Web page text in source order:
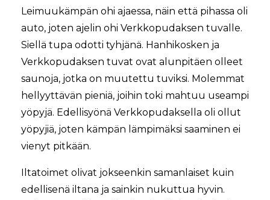
Leimuukämpän ohi ajaessa, näin että pihassa oli
auto, joten ajelin ohi Verkkopudaksen tuvalle.
Siellä tupa odotti tyhjänä. Hanhikosken ja
Verkkopudaksen tuvat ovat alunpitäen olleet
saunoja, jotka on muutettu tuviksi. Molemmat
hellyyttävän pieniä, joihin toki mahtuu useampi
yöpyjä. Edellisyönä Verkkopudaksella oli ollut
yöpyjiä, joten kämpän lämpimäksi saaminen ei
vienyt pitkään.
Iltatoimet olivat jokseenkin samanlaiset kuin
edellisenä iltana ja sainkin nukuttua hyvin.